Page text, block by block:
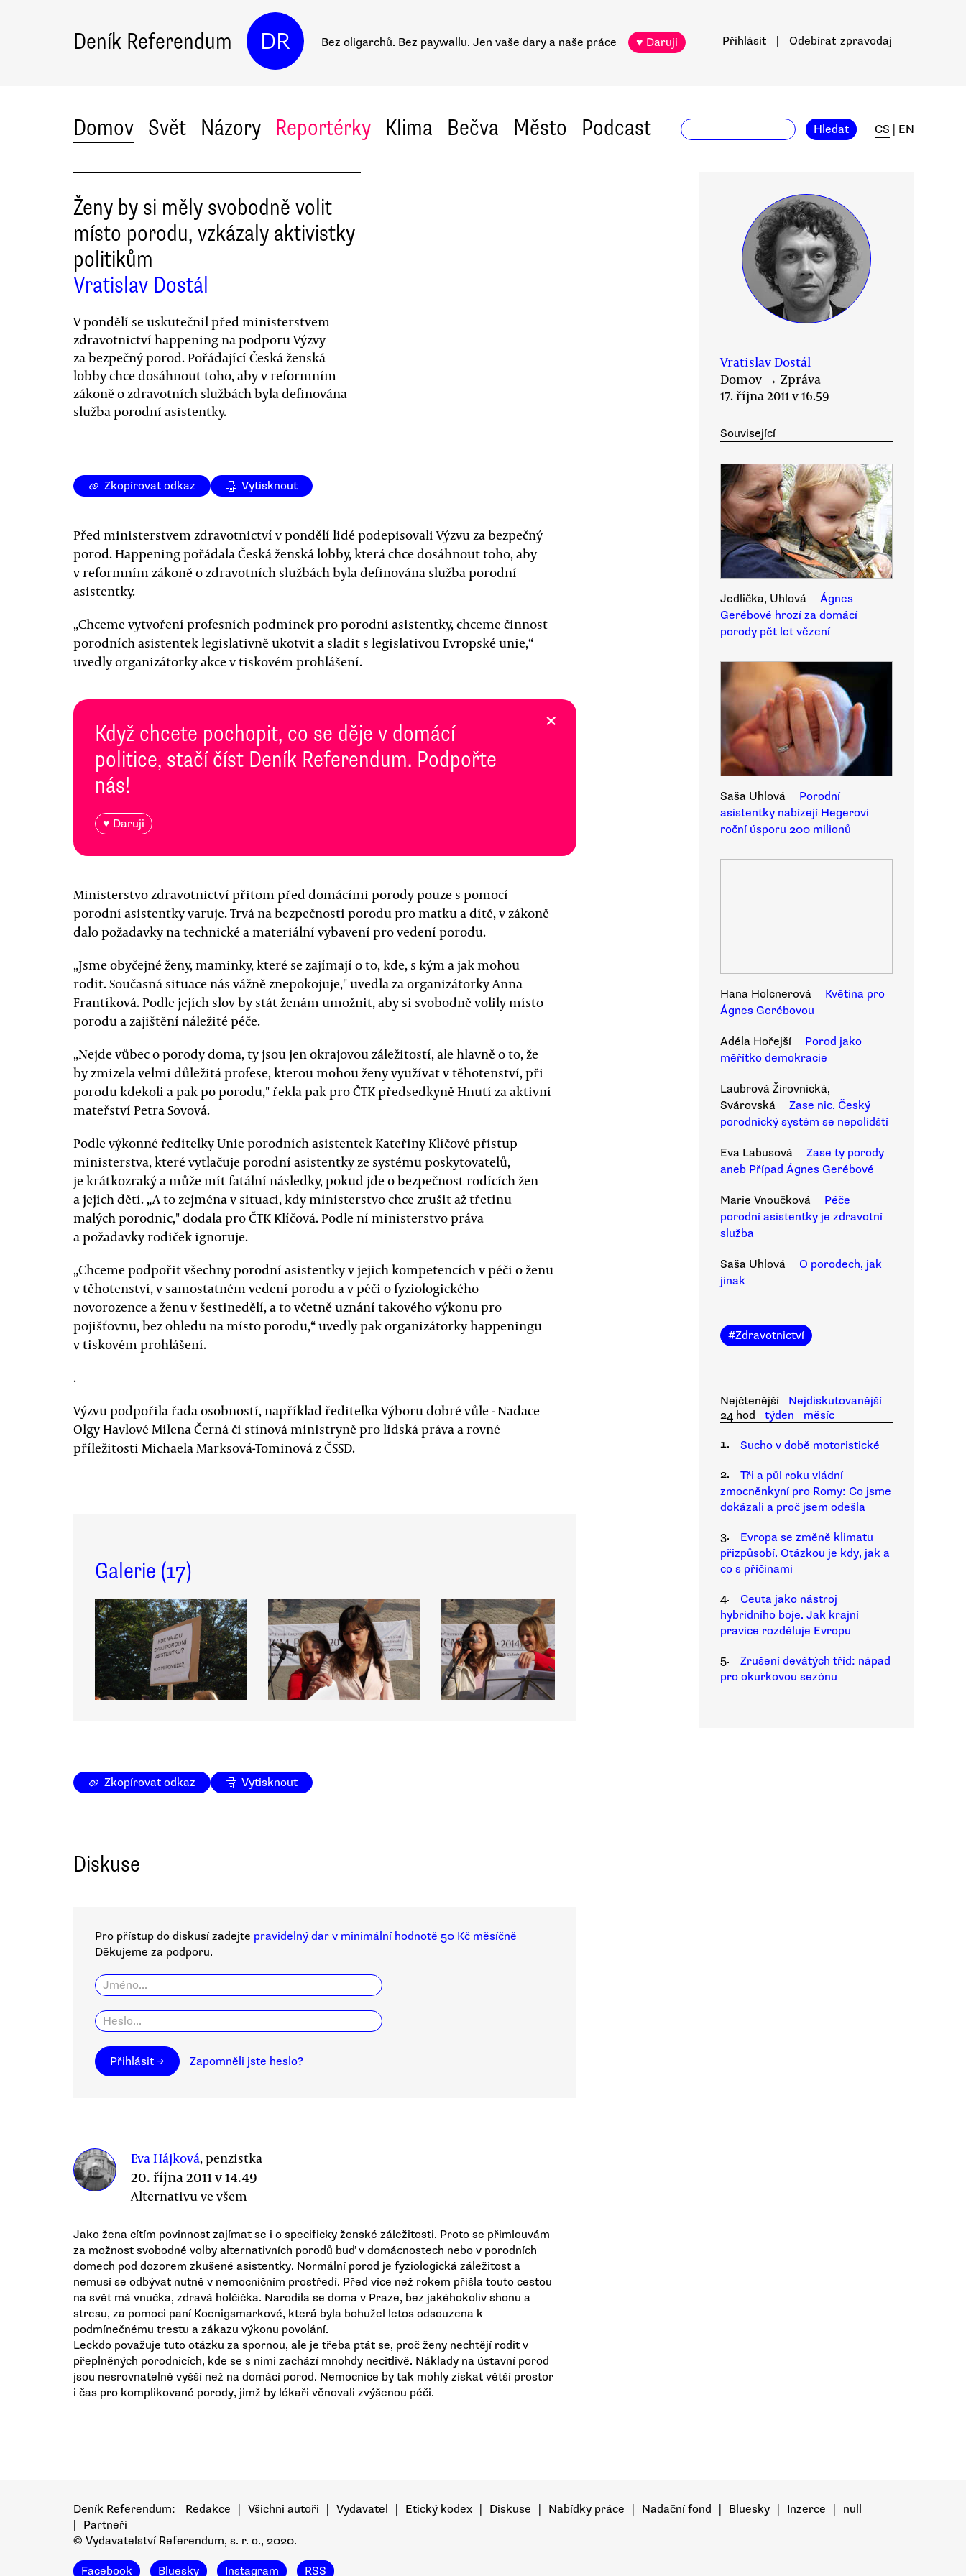
Deník Referendum DR Bez oligarchů. Bez paywallu. Jen vaše dary a naše práce ♥ Daruji Přihlásit Odebírat zpravodaj
Domov Svět Názory Reportérky Klima Bečva Město Podcast Hledat CS EN
Ženy by si měly svobodně volit
místo porodu, vzkázaly aktivistky
politikům
Vratislav Dostál
V pondělí se uskutečnil před ministerstvem
zdravotnictví happening na podporu Výzvy
za bezpečný porod. Pořádající Česká ženská
lobby chce dosáhnout toho, aby v reformním
zákoně o zdravotních službách byla definována
služba porodní asistentky.
Zkopírovat odkaz Vytisknout
Před ministerstvem zdravotnictví v pondělí lidé podepisovali Výzvu za bezpečný
porod. Happening pořádala Česká ženská lobby, která chce dosáhnout toho, aby
v reformním zákoně o zdravotních službách byla definována služba porodní
asistentky.
„Chceme vytvoření profesních podmínek pro porodní asistentky, chceme činnost
porodních asistentek legislativně ukotvit a sladit s legislativou Evropské unie,“
uvedly organizátorky akce v tiskovém prohlášení.
Když chcete pochopit, co se děje v domácí
politice, stačí číst Deník Referendum. Podpořte
nás!
♥ Daruji
×
Ministerstvo zdravotnictví přitom před domácími porody pouze s pomocí
porodní asistentky varuje. Trvá na bezpečnosti porodu pro matku a dítě, v zákoně
dalo požadavky na technické a materiální vybavení pro vedení porodu.
„Jsme obyčejné ženy, maminky, které se zajímají o to, kde, s kým a jak mohou
rodit. Současná situace nás vážně znepokojuje," uvedla za organizátorky Anna
Frantíková. Podle jejích slov by stát ženám umožnit, aby si svobodně volily místo
porodu a zajištění náležité péče.
„Nejde vůbec o porody doma, ty jsou jen okrajovou záležitostí, ale hlavně o to, že
by zmizela velmi důležitá profese, kterou mohou ženy využívat v těhotenství, při
porodu kdekoli a pak po porodu," řekla pak pro ČTK předsedkyně Hnutí za aktivní
mateřství Petra Sovová.
Podle výkonné ředitelky Unie porodních asistentek Kateřiny Klíčové přístup
ministerstva, které vytlačuje porodní asistentky ze systému poskytovatelů,
je krátkozraký a může mít fatální následky, pokud jde o bezpečnost rodících žen
a jejich dětí. „A to zejména v situaci, kdy ministerstvo chce zrušit až třetinu
malých porodnic," dodala pro ČTK Klíčová. Podle ní ministerstvo práva
a požadavky rodiček ignoruje.
„Chceme podpořit všechny porodní asistentky v jejich kompetencích v péči o ženu
v těhotenství, v samostatném vedení porodu a v péči o fyziologického
novorozence a ženu v šestinedělí, a to včetně uznání takového výkonu pro
pojišťovnu, bez ohledu na místo porodu,“ uvedly pak organizátorky happeningu
v tiskovém prohlášení.
.
Výzvu podpořila řada osobností, například ředitelka Výboru dobré vůle - Nadace
Olgy Havlové Milena Černá či stínová ministryně pro lidská práva a rovné
příležitosti Michaela Marksová-Tominová z ČSSD.
Galerie (17)
Vratislav Dostál
Domov → Zpráva
17. října 2011 v 16.59
Související
Jedlička, Uhlová
Ágnes
Gerébové hrozí za domácí
porody pět let vězení
Saša Uhlová
Porodní
asistentky nabízejí Hegerovi
roční úsporu 200 milionů
Hana Holcnerová
Květina pro
Ágnes Gerébovou
Adéla Hořejší
Porod jako
měřítko demokracie
Laubrová Žirovnická,
Svárovská
Zase nic. Český
porodnický systém se nepolidští
Eva Labusová
Zase ty porody
aneb Případ Ágnes Gerébové
Marie Vnoučková
Péče
porodní asistentky je zdravotní
služba
Saša Uhlová
O porodech, jak
jinak
#Zdravotnictví
Nejčtenější
Nejdiskutovanější
24 hod
týden
měsíc
1.
Sucho v době motoristické
2.
Tři a půl roku vládní
zmocněnkyní pro Romy: Co jsme
dokázali a proč jsem odešla
3.
Evropa se změně klimatu
přizpůsobí. Otázkou je kdy, jak a
co s příčinami
4.
Ceuta jako nástroj
hybridního boje. Jak krajní
pravice rozděluje Evropu
5.
Zrušení devátých tříd: nápad
pro okurkovou sezónu
Zkopírovat odkaz Vytisknout
Diskuse
Pro přístup do diskusí zadejte pravidelný dar v minimální hodnotě 50 Kč měsíčně
Děkujeme za podporu.
Přihlásit → Zapomněli jste heslo?
Eva Hájková, penzistka
20. října 2011 v 14.49
Alternativu ve všem
Jako žena cítím povinnost zajímat se i o specificky ženské záležitosti. Proto se přimlouvám
za možnost svobodné volby alternativních porodů buď v domácnostech nebo v porodních
domech pod dozorem zkušené asistentky. Normální porod je fyziologická záležitost a
nemusí se odbývat nutně v nemocničním prostředí. Před více než rokem přišla touto cestou
na svět má vnučka, zdravá holčička. Narodila se doma v Praze, bez jakéhokoliv shonu a
stresu, za pomoci paní Koenigsmarkové, která byla bohužel letos odsouzena k
podmínečnému trestu a zákazu výkonu povolání.
Leckdo považuje tuto otázku za spornou, ale je třeba ptát se, proč ženy nechtějí rodit v
přeplněných porodnicích, kde se s nimi zachází mnohdy necitlivě. Náklady na ústavní porod
jsou nesrovnatelně vyšší než na domácí porod. Nemocnice by tak mohly získat větší prostor
i čas pro komplikované porody, jimž by lékaři věnovali zvýšenou péči.
Deník Referendum: Redakce Všichni autoři Vydavatel Etický kodex Diskuse Nabídky práce Nadační fond Bluesky Inzerce
null
Partneři
© Vydavatelství Referendum, s. r. o., 2020.
Facebook Bluesky Instagram RSS